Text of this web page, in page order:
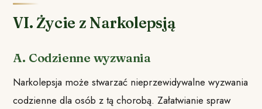
VI. Życie z Narkolepsją
A. Codzienne wyzwania
Narkolepsja może stwarzać nieprzewidywalne wyzwania
codzienne dla osób z tą chorobą. Załatwianie spraw